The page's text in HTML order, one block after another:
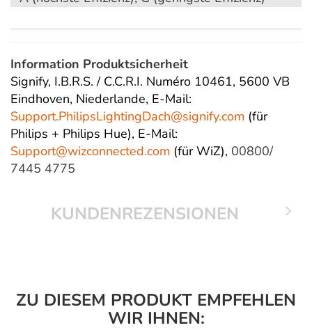
Information Produktsicherheit
Signify, I.B.R.S. / C.C.R.I. Numéro 10461, 5600 VB
Eindhoven, Niederlande, E-Mail:
Support.PhilipsLightingDach@signify.com (für
Philips + Philips Hue), E-Mail:
Support@wizconnected.com (für WiZ), 00800/
7445 4775
KUNDENREZENSIONEN
ZU DIESEM PRODUKT EMPFEHLEN
WIR IHNEN: